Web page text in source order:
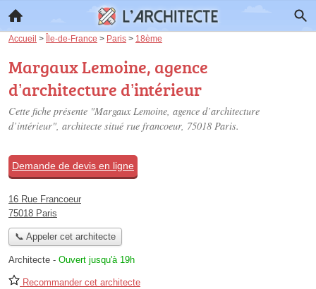
Accueil > Île-de-France > Paris > 18ème
Margaux Lemoine, agence
d’architecture d’intérieur
Cette fiche présente "Margaux Lemoine, agence d’architecture
d’intérieur", architecte situé rue francoeur, 75018 Paris.
Demande de devis en ligne
16 Rue Francoeur
75018 Paris
📞 Appeler cet architecte
Architecte - Ouvert jusqu'à 19h
Recommander cet architecte